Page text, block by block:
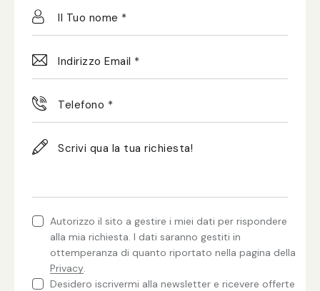
Autorizzo il sito a gestire i miei dati per rispondere
alla mia richiesta. I dati saranno gestiti in
ottemperanza di quanto riportato nella pagina della
Privacy.
Desidero iscrivermi alla newsletter e ricevere offerte